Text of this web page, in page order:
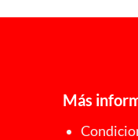
62,00 €
Más